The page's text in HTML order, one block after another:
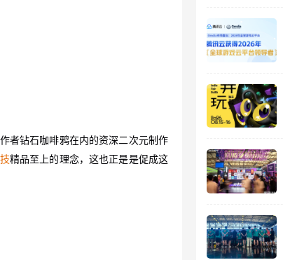
者钻石咖啡鸦在内的资深二次元制作
精品至上的理念，这也正是是促成这